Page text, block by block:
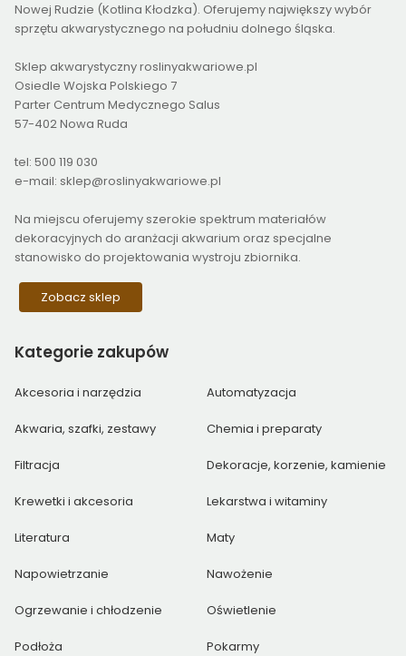
Nowej Rudzie (Kotlina Kłodzka). Oferujemy największy wybór
sprzętu akwarystycznego na południu dolnego śląska.
Sklep akwarystyczny roslinyakwariowe.pl
Osiedle Wojska Polskiego 7
Parter Centrum Medycznego Salus
57-402 Nowa Ruda
tel: 500 119 030
e-mail: sklep@roslinyakwariowe.pl
Na miejscu oferujemy szerokie spektrum materiałów
dekoracyjnych do aranżacji akwarium oraz specjalne
stanowisko do projektowania wystroju zbiornika.
Zobacz sklep
Kategorie zakupów
Akcesoria i narzędzia Automatyzacja
Akwaria, szafki, zestawy Chemia i preparaty
Filtracja Dekoracje, korzenie, kamienie
Krewetki i akcesoria Lekarstwa i witaminy
Literatura Maty
Napowietrzanie Nawożenie
Ogrzewanie i chłodzenie Oświetlenie
Podłoża Pokarmy